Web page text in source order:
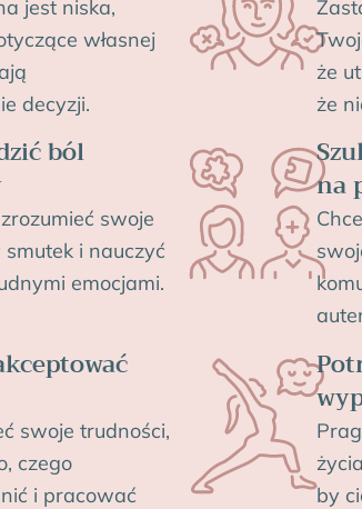
jest niska,
własnej
decyzji.
że
że
ból
swoje
smuteki nauczyć
emocjami.
na
swoje trudności,
czego
i pracować
by